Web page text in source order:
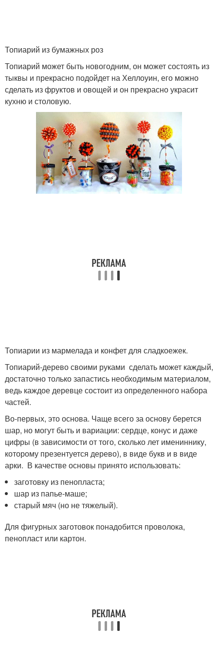
Топиарий из бумажных роз
Топиарий может быть новогодним, он может состоять из
тыквы и прекрасно подойдет на Хеллоуин, его можно
сделать из фруктов и овощей и он прекрасно украсит
кухню и столовую.
Топиарии из мармелада и конфет для сладкоежек.
Топиарий-дерево своими руками сделать может каждый,
достаточно только запастись необходимым материалом,
ведь каждое деревце состоит из определенного набора
частей.
Во-первых, это основа. Чаще всего за основу берется
шар, но могут быть и вариации: сердце, конус и даже
цифры (в зависимости от того, сколько лет имениннику,
которому презентуется дерево), в виде букв и в виде
арки. В качестве основы принято использовать:
заготовку из пенопласта;
шар из папье-маше;
старый мяч (но не тяжелый).
Для фигурных заготовок понадобится проволока,
пенопласт или картон.